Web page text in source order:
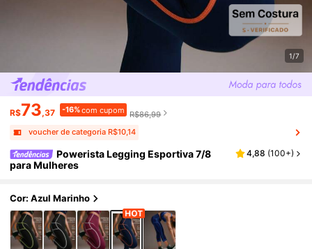
1/7
R$73,37 -16%com cupom R$86,99
voucher de categoria R$10,14
Powerista Legging Esportiva 7/8
para Mulheres
4,88 (100+)
Cor: Azul Marinho